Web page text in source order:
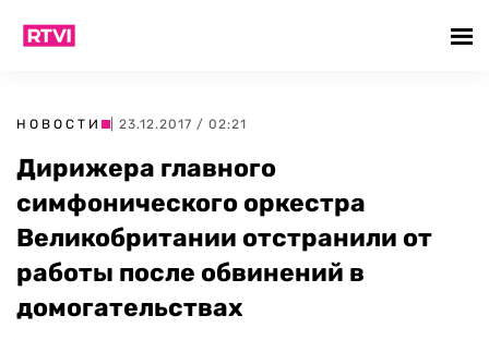
НОВОСТИ | 23.12.2017 / 02:21
Дирижера главного
симфонического оркестра
Великобритании отстранили от
работы после обвинений в
домогательствах